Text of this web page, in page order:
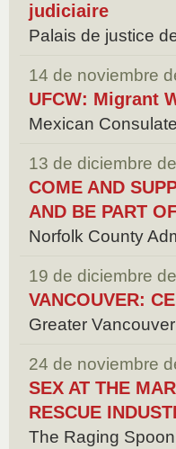
judiciaire
Palais de justice
14 de noviembre
UFCW: Migrant
Mexican Consulate
13 de diciembre
COME AND
AND BE PART
Norfolk County
19 de diciembre
VANCOUVER:
Greater
24 de noviembre
SEX AT THE
RESCUE
The Raging Spoon